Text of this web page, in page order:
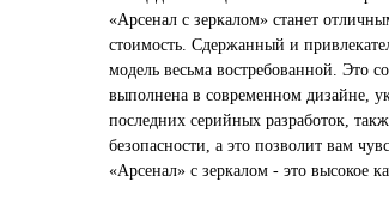
«Арсенал с зеркалом» станет
стоимость. Сдержанный и
модель весьма востребованной. Это
выполнена в современном дизайне,
последних серийных разработок,
безопасности, а это позволит вам
«Арсенал» с зеркалом - это высокое